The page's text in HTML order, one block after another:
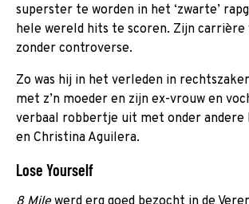
superster te worden in het ‘zwarte’
hele wereld hits te scoren. Zijn
zonder controverse.
Zo was hij in het verleden in
met z’n moeder en zijn ex-vrouw en
verbaal robbertje uit met onder andere
en Christina Aguilera.
Lose Yourself